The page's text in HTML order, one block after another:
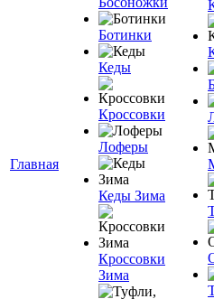
Главная
Ботинки
Кеды
Кроссовки
Лоферы
Кеды Зима
Кроссовки
Зима